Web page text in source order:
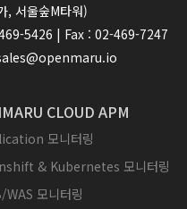
, 서울숲M타워)
5426 | Fax : 02-469-7247
CLOUD APM
모니터링
& Kubernetes 모니터링
WAS 모니터링